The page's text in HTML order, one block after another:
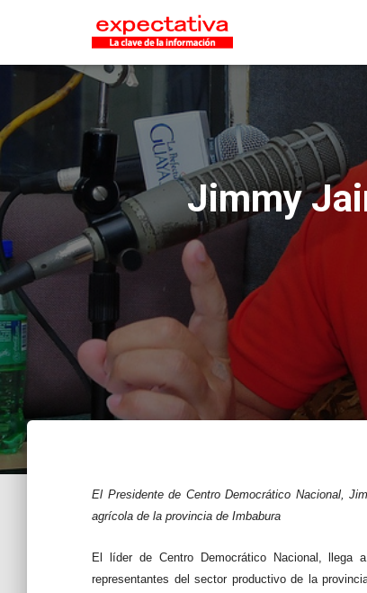
Jimmy
El Presidente de Centro Democrático Nacional,
agrícola de la provincia de Imbabura
El líder de Centro Democrático Nacional,
representantes del sector productivo de la